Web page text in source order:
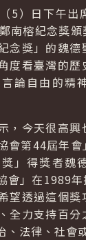
5）日下午出
南榕紀念獎
念獎」的魏德
度看臺灣的
論自由的精
，今天很高
會第44屆年
」得獎者魏
會」在1989
望透過這個
全力支持百
、法律、社會